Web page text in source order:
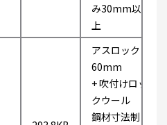
み30mm以
上
アスロック
60mm
+ 吹付けロッ
クウール
鋼材寸法制